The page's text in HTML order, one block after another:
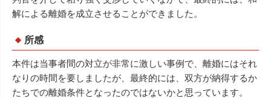
解による離婚を成立させることができました。
所感
本件は当事者間の対立が非常に激しい事例で、離婚にはそれ
なりの時間を要しましたが、最終的には、双方が納得するか
たちでの離婚条件となったのではないかと思っています。